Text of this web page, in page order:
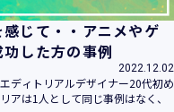
兼 個人情報に関する苦
管理責任者 安部 洋平
マルエスファーストビ
じて・・アニメやゲ
した方の事例
2022.12.02
ディトリアルデザイナー20代初め
アは1人として同じ事例はなく、